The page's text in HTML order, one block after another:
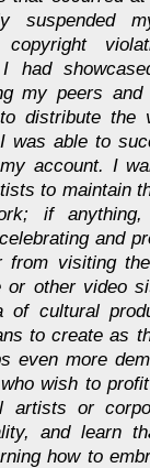
suspended
copyright
had
my peers
distribute the
was able to
account. I
to maintain
if
and
visiting
or other video
cultural
to create as
even more
wish to
artists or
and learn
how to